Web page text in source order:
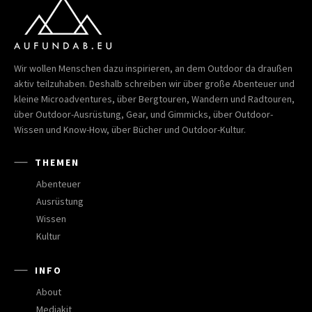
Wir wollen Menschen dazu inspirieren, an dem Outdoor da draußen
aktiv teilzuhaben. Deshalb schreiben wir über große Abenteuer und
kleine Microadventures, über Bergtouren, Wandern und Radtouren,
über Outdoor-Ausrüstung, Gear, und Gimmicks, über Outdoor-
Wissen und Know-How, über Bücher und Outdoor-Kultur.
THEMEN
Abenteuer
Ausrüstung
Wissen
Kultur
INFO
About
Mediakit